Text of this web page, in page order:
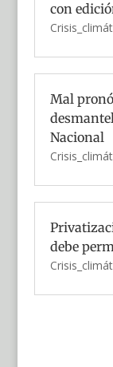
con
Mal
Nacional
debe